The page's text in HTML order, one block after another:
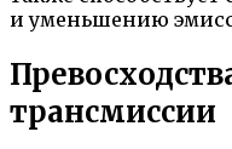
и уменьшению
трансмиссии